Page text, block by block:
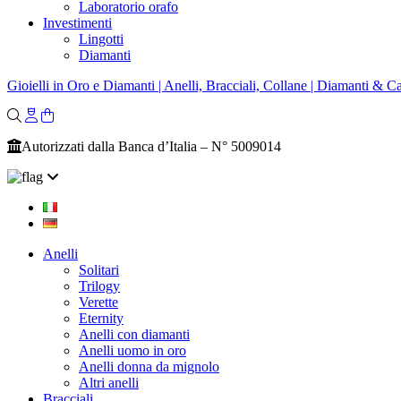
Laboratorio orafo
Investimenti
Lingotti
Diamanti
Gioielli in Oro e Diamanti | Anelli, Bracciali, Collane | Diamanti &
Autorizzati dalla Banca d’Italia – N° 5009014
Anelli
Solitari
Trilogy
Verette
Eternity
Anelli con diamanti
Anelli uomo in oro
Anelli donna da mignolo
Altri anelli